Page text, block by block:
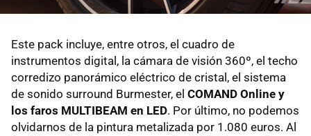
Este pack incluye, entre otros, el cuadro de
instrumentos digital, la cámara de visión 360º, el techo
corredizo panorámico eléctrico de cristal, el sistema
de sonido surround Burmester, el COMAND Online y
los faros MULTIBEAM en LED. Por último, no podemos
olvidarnos de la pintura metalizada por 1.080 euros. Al